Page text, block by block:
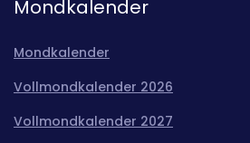
Mondkalender
Mondkalender
Vollmondkalender 2026
Vollmondkalender 2027